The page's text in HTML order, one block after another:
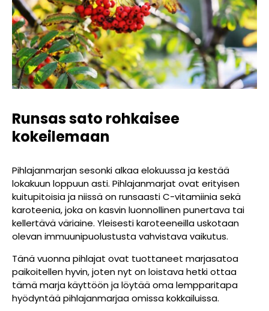
Runsas sato rohkaisee
kokeilemaan
Pihlajanmarjan sesonki alkaa elokuussa ja kestää
lokakuun loppuun asti. Pihlajanmarjat ovat erityisen
kuitupitoisia ja niissä on runsaasti C-vitamiinia sekä
karoteenia, joka on kasvin luonnollinen punertava tai
kellertävä väriaine. Yleisesti karoteeneilla uskotaan
olevan immuunipuolustusta vahvistava vaikutus.
Tänä vuonna pihlajat ovat tuottaneet marjasatoa
paikoitellen hyvin, joten nyt on loistava hetki ottaa
tämä marja käyttöön ja löytää oma lempparitapa
hyödyntää pihlajanmarjaa omissa kokkailuissa.